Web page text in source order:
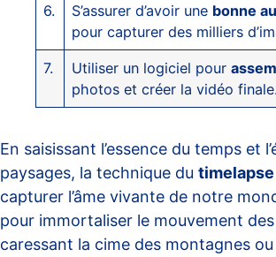
6. S’assurer d’avoir une bonne
pour capturer des milliers
7. Utiliser un logiciel pour
photos et créer la vidéo finale.
En saisissant l’essence du temps et
paysages, la technique du timelapse
capturer l’âme vivante de notre
pour immortaliser le mouvement
caressant la cime des montagnes